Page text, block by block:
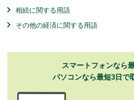
相続に関する用語
その他の経済に関する用語
スマートフォンなら
パソコンなら最短3日で